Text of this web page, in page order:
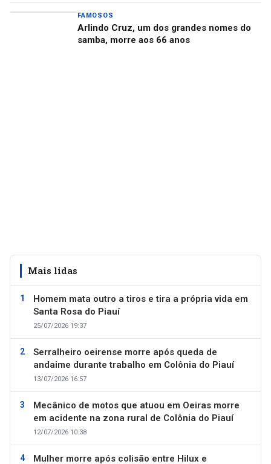
FAMOSOS
Arlindo Cruz, um dos grandes nomes do
samba, morre aos 66 anos
Mais lidas
Homem mata outro a tiros e tira a própria vida em
Santa Rosa do Piauí
25/07/2026 19:37
Serralheiro oeirense morre após queda de
andaime durante trabalho em Colônia do Piauí
13/07/2026 16:57
Mecânico de motos que atuou em Oeiras morre
em acidente na zona rural de Colônia do Piauí
12/07/2026 10:38
Mulher morre após colisão entre Hilux e